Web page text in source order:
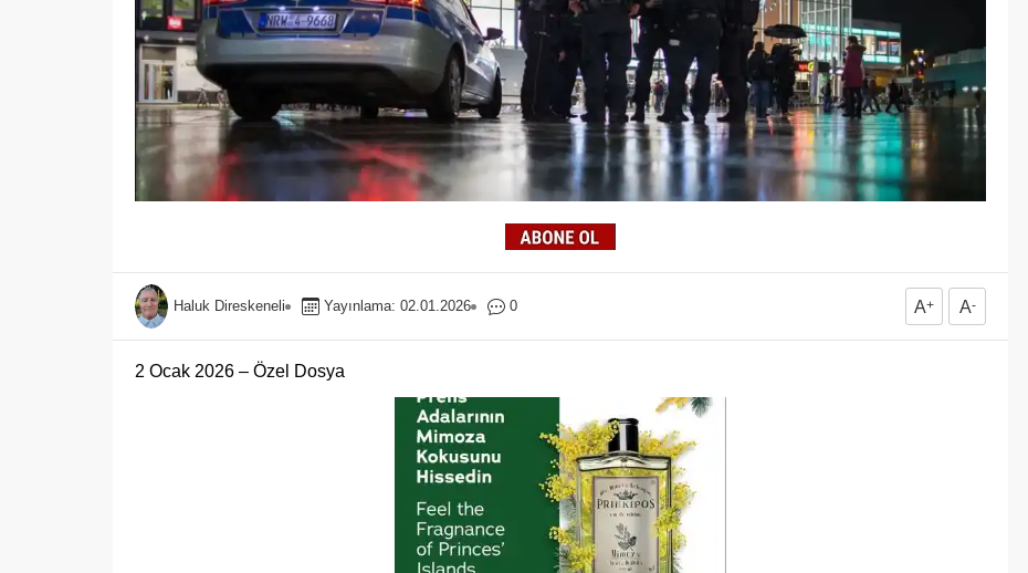
Haluk Direskeneli Yayınlama: 02.01.2026 0 A+ A-
2 Ocak 2026 – Özel Dosya